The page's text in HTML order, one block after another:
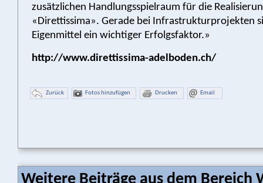
zusätzlichen Handlungsspielraum für die
«Direttissima». Gerade bei Infrastrukturprojekten
Eigenmittel ein wichtiger Erfolgsfaktor.»
http://www.direttissima-adelboden.ch/
Zurück Fotos hinzufügen Drucken Email
Weitere Beiträge aus dem Bereich